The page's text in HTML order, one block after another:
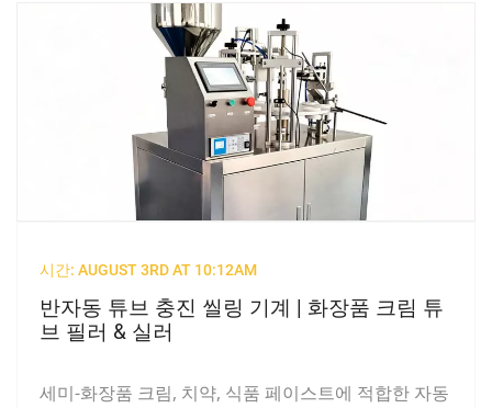
시간: AUGUST 3RD AT 10:12AM
반자동 튜브 충진 씰링 기계 | 화장품 크림 튜
브 필러 & 실러
세미-화장품 크림, 치약, 식품 페이스트에 적합한 자동